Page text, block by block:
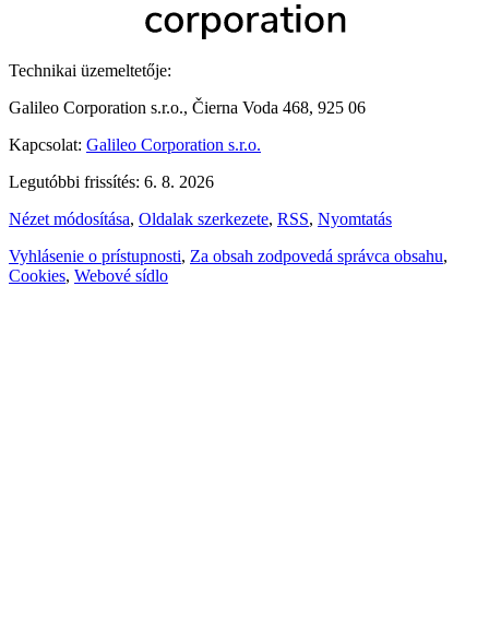
Technikai üzemeltetője:
Galileo Corporation s.r.o., Čierna Voda 468, 925 06
Kapcsolat: Galileo Corporation s.r.o.
Legutóbbi frissítés: 6. 8. 2026
Nézet módosítása, Oldalak szerkezete, RSS, Nyomtatás
Vyhlásenie o prístupnosti, Za obsah zodpovedá správca obsahu,
Cookies, Webové sídlo